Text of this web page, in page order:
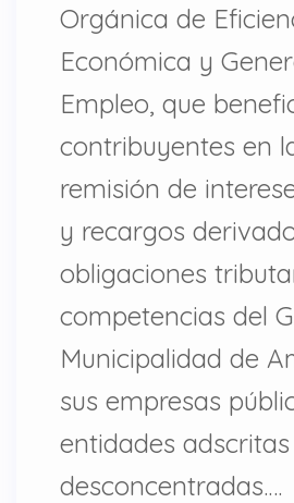
Orgánica de
Económica y
Empleo, que
contribuyentes en
remisión de
y recargos
obligaciones
competencias del
Municipalidad de
sus empresas
entidades
desconcentradas.…